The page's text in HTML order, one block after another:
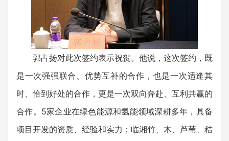
郭占扬对此次签约表示祝贺。他说，这次签约，既
是一次强强联合、优势互补的合作，也是一次适逢其
时、恰到好处的合作，更是一次双向奔赴、互利共赢的
合作。5家企业在绿色能源和氢能领域深耕多年，具备
项目开发的资质、经验和实力；临湘竹、木、芦苇、秸